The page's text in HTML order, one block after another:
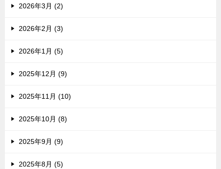
2026年3月 (2)
2026年2月 (3)
2026年1月 (5)
2025年12月 (9)
2025年11月 (10)
2025年10月 (8)
2025年9月 (9)
2025年8月 (5)